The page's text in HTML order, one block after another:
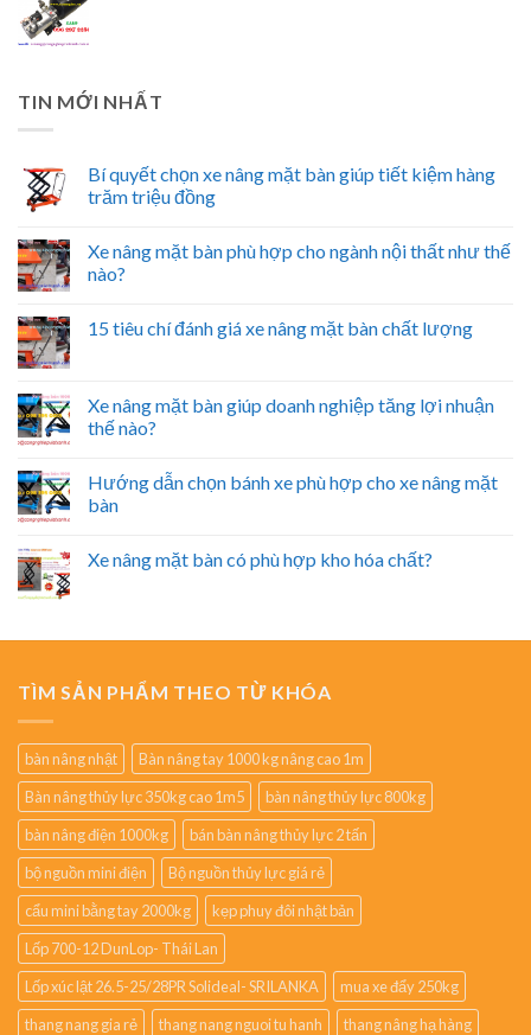
TIN MỚI NHẤT
Bí quyết chọn xe nâng mặt bàn giúp tiết kiệm hàng
trăm triệu đồng
Xe nâng mặt bàn phù hợp cho ngành nội thất như thế
nào?
15 tiêu chí đánh giá xe nâng mặt bàn chất lượng
Xe nâng mặt bàn giúp doanh nghiệp tăng lợi nhuận
thế nào?
Hướng dẫn chọn bánh xe phù hợp cho xe nâng mặt
bàn
Xe nâng mặt bàn có phù hợp kho hóa chất?
TÌM SẢN PHẨM THEO TỪ KHÓA
bàn nâng nhật
Bàn nâng tay 1000 kg nâng cao 1m
Bàn nâng thủy lực 350kg cao 1m5
bàn nâng thủy lực 800kg
bàn nâng điện 1000kg
bán bàn nâng thủy lực 2 tấn
bộ nguồn mini điện
Bộ nguồn thủy lực giá rẻ
cẩu mini bằng tay 2000kg
kẹp phuy đôi nhật bản
Lốp 700-12 DunLop- Thái Lan
Lốp xúc lật 26.5-25/28PR Solideal- SRILANKA
mua xe đẩy 250kg
thang nang gia rẻ
thang nang nguoi tu hanh
thang nâng hạ hàng